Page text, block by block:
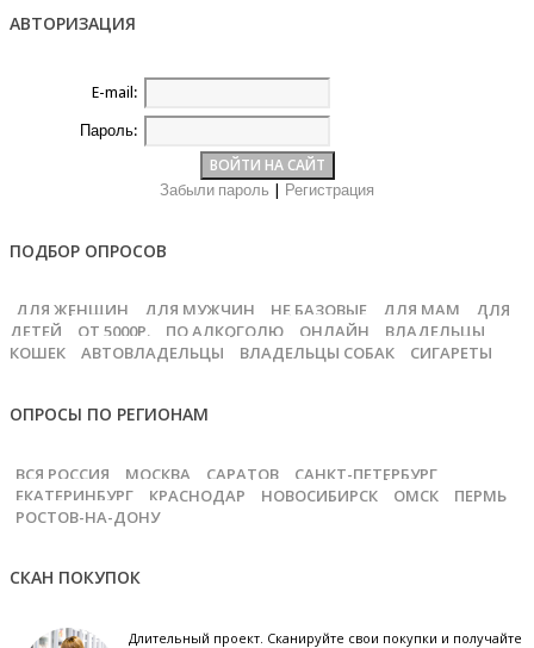
АВТОРИЗАЦИЯ
E-mail:
Пароль:
Забыли пароль Регистрация
ПОДБОР ОПРОСОВ
ДЛЯ ЖЕНЩИН ДЛЯ МУЖЧИН НЕ БАЗОВЫЕ ДЛЯ МАМ
ДЛЯ
ДЕТЕЙ
ОТ 5000Р. ПО АЛКОГОЛЮ ОНЛАЙН
ВЛАДЕЛЬЦЫ
КОШЕК
АВТОВЛАДЕЛЬЦЫ ВЛАДЕЛЬЦЫ СОБАК СИГАРЕТЫ
ОПРОСЫ ПО РЕГИОНАМ
ВСЯ РОССИЯ МОСКВА САРАТОВ
САНКТ-ПЕТЕРБУРГ
ЕКАТЕРИНБУРГ
КРАСНОДАР НОВОСИБИРСК ОМСК
ПЕРМЬ
РОСТОВ-НА-ДОНУ
СКАН ПОКУПОК
Длительный проект. Сканируйте свои покупки и получайте